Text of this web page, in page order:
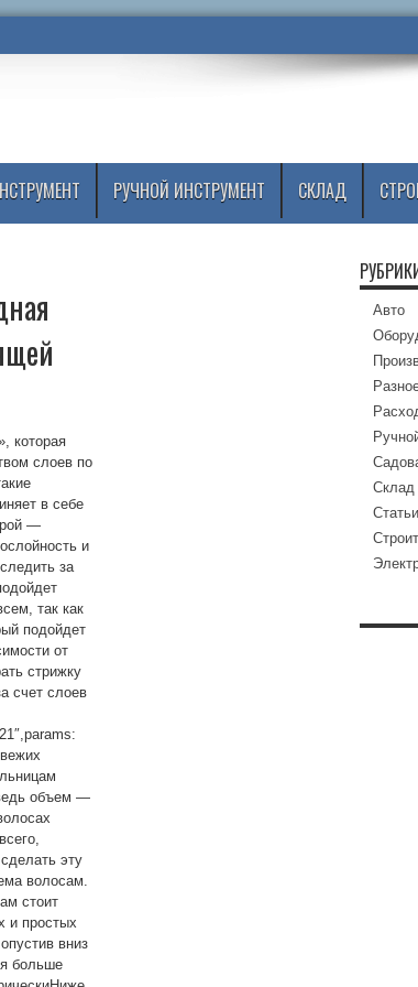
РУЧНОЙ ИНСТРУМЕНТ СКЛАД
которая
слоев по
в себе
—
и
за
так как
подойдет
от
стрижку
счет слоев
объем —
эту
волосам.
стоит
и простых
вниз
больше
Авто
Склад
Статьи